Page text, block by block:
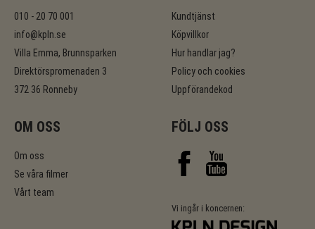
010 - 20 70 001
info@kpln.se
Villa Emma, Brunnsparken
Direktörspromenaden 3
372 36 Ronneby
Kundtjänst
Köpvillkor
Hur handlar jag?
Policy och cookies
Uppförandekod
OM OSS
Om oss
Se våra filmer
Vårt team
FÖLJ OSS
Vi ingår i koncernen: